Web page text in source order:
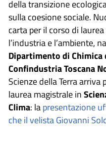
della transizione
sulla coesione sociale.
carta per il corso di
l’industria e l’ambiente,
Dipartimento di
Confindustria Toscana
Scienze della Terra
laurea magistrale in
Clima: lapresentazione
che il velista Giovanni